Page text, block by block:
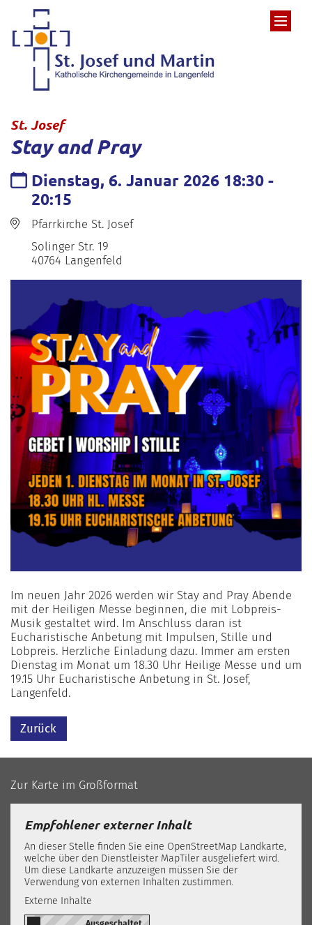
Zum Inhalt springen
St. Josef:
Stay and Pray
Datum:
Dienstag, 6. Januar 2026 18:30 -
20:15
Ort:
Pfarrkirche St. Josef
Solinger Str. 19
40764 Langenfeld
Im neuen Jahr 2026 werden wir Stay and Pray Abende
mit der Heiligen Messe beginnen, die mit Lobpreis-
Musik gestaltet wird. Im Anschluss daran ist
Eucharistische Anbetung mit Impulsen, Stille und
Lobpreis. Herzliche Einladung dazu. Immer am ersten
Dienstag im Monat um 18.30 Uhr Heilige Messe und um
19.15 Uhr Eucharistische Anbetung in St. Josef,
Langenfeld.
Zurück
Zur Karte im Großformat
Empfohlener externer Inhalt
An dieser Stelle finden Sie eine OpenStreetMap Landkarte,
welche über den Dienstleister MapTiler ausgeliefert wird.
Um diese Landkarte anzuzeigen müssen Sie der
Verwendung von externen Inhalten zustimmen.
Externe Inhalte